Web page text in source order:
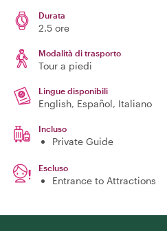
Durata
2.5 ore
Modalità di trasporto
Tour a piedi
Lingue disponibili
English, Español, Italiano
Incluso
Private Guide
Escluso
Entrance to Attractions